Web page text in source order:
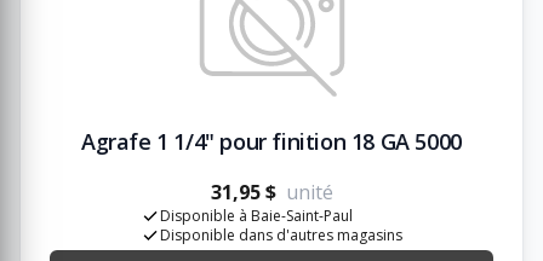
Agrafe 1 1/4" pour finition 18 GA 5000
31,95 $ unité
Disponible à Baie-Saint-Paul
Disponible dans d'autres magasins